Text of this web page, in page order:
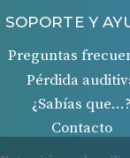
SOPORTE Y
Preguntas
Pérdida
¿Sabías que…?
Contacto